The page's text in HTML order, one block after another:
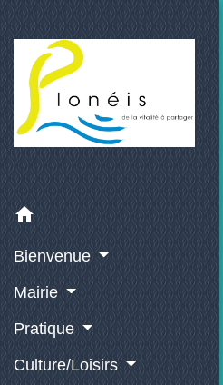
home
Bienvenue
Mairie
Pratique
Culture/Loisirs